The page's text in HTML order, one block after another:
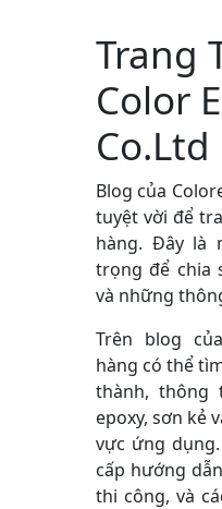
Trang
Color
Co.Ltd
Blog của
tuyệt vời để
hàng. Đây là
trọng để chia
và những
Trên blog
hàng có thể
thành, thông
epoxy, sơn kẻ
vực ứng
cấp hướng
thi công, và